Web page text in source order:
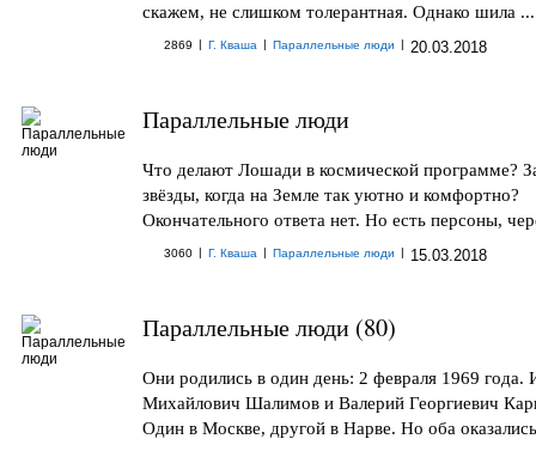
скажем, не слишком толерантная. Однако шила ...
2869 | Г. Кваша | Параллельные люди | 20.03.2018
Параллельные люди
Что делают Лошади в космической программе?
звёзды, когда на Земле так уютно и комфортно?
Окончательного ответа нет. Но есть персоны,
3060 | Г. Кваша | Параллельные люди | 15.03.2018
Параллельные люди (80)
Они родились в один день: 2 февраля 1969 года.
Михайлович Шалимов и Валерий Георгиевич
Один в Москве, другой в Нарве. Но оба